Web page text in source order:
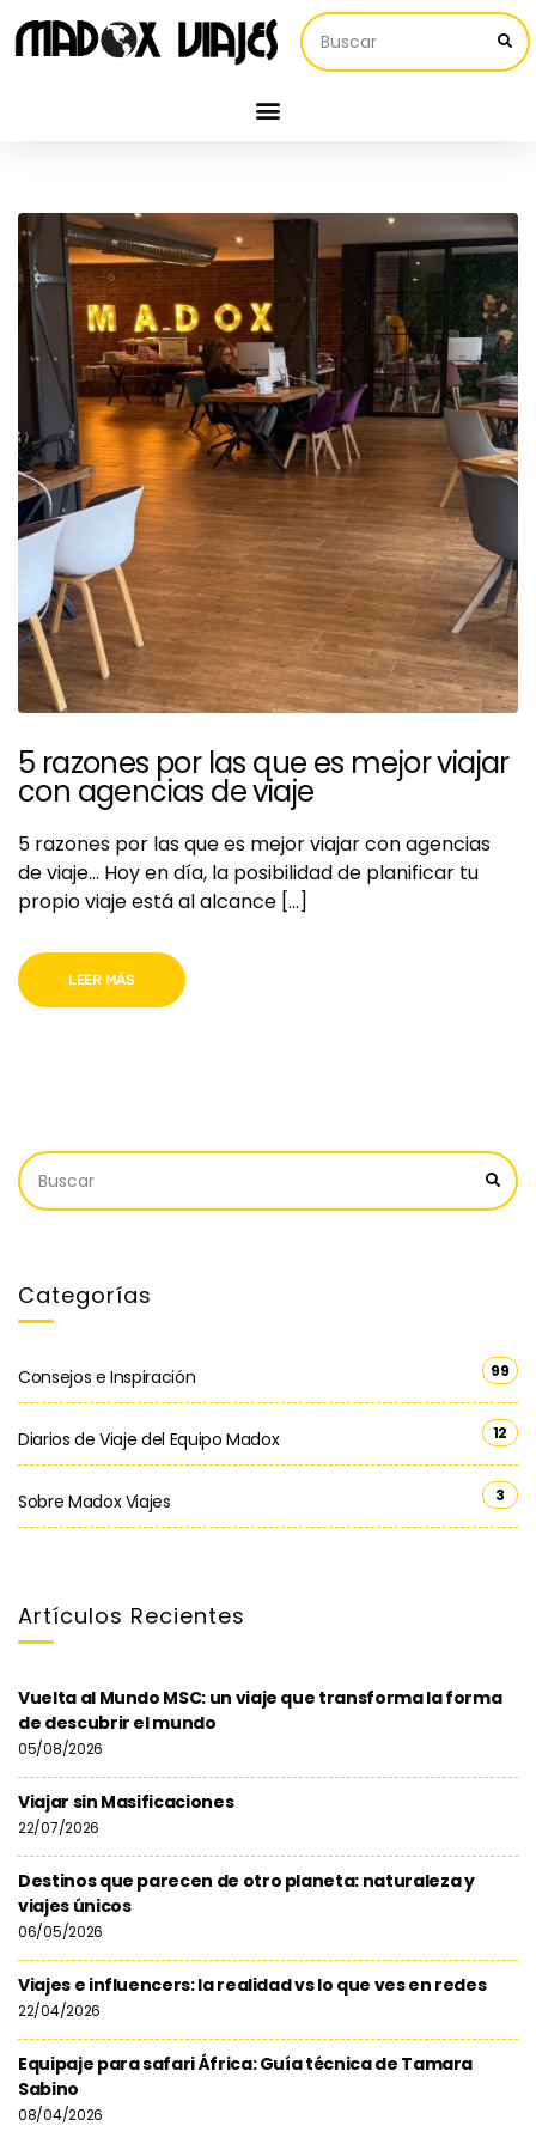
5 razones por las que es mejor viajar
con agencias de viaje
5 razones por las que es mejor viajar con agencias
de viaje… Hoy en día, la posibilidad de planificar tu
propio viaje está al alcance […]
LEER MÁS
Categorías
Consejos e Inspiración 99
Diarios de Viaje del Equipo Madox 12
Sobre Madox Viajes 3
Artículos Recientes
Vuelta al Mundo MSC: un viaje que transforma la forma
de descubrir el mundo
05/08/2026
Viajar sin Masificaciones
22/07/2026
Destinos que parecen de otro planeta: naturaleza y
viajes únicos
06/05/2026
Viajes e influencers: la realidad vs lo que ves en redes
22/04/2026
Equipaje para safari África: Guía técnica de Tamara
Sabino
08/04/2026